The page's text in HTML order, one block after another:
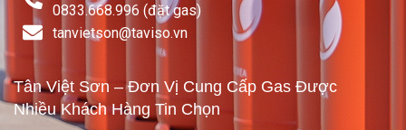
0833.668.996 (đặt gas)
tanvietson@taviso.vn​
Tân Việt Sơn – Đơn Vị Cung Cấp Gas Được
Nhiều Khách Hàng Tin Chọn